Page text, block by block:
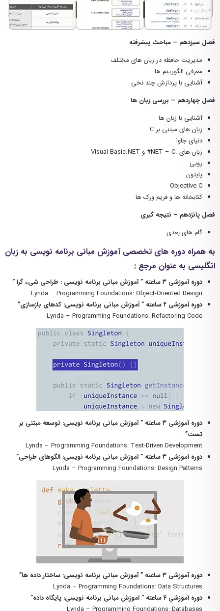
فصل سیزدهم – مباحث پیشرفته
مدیریت حافظه در زبان های مختلف
معرفی الگوریتم ها
آشنایی با پردازش چند نخی
فصل چهاردهم – بررسی زبان ها
آشنایی با زبان ها
زبان های مبتنی بر C
دنیای جاوا
زبان های .NET – C# و Visual Basic.NET
روبی
پایتون
Objective C
کتابخانه ها و فریم ورک ها
فصل پانزدهم – نتیجه گیری
گام های بعدی
به همراه دوره های تخصصی آموزش مبانی برنامه نویسی به زبان
انگلیسی به عنوان مرجع :
دوره آموزشی ۳ ساعته ” آموزش مبانی برنامه نویسی : طراحی شیء گرا ”
Lynda – Programming Foundations: Object-Oriented Design
دوره آموزشی ۲ ساعته ” آموزش مبانی برنامه نویسی: کدهای بازسازی”
Lynda – Programming Foundations: Refactoring Code
دوره آموزشی ۳ ساعته ” آموزش مبانی برنامه نویسی: توسعه مبتنی بر
تست”
Lynda – Programming Foundations: Test-Driven Development
دوره آموزشی ۳ ساعته ” آموزش مبانی برنامه نویسی: الگوهای طراحی”
Lynda – Programming Foundations: Design Patterns
دوره آموزشی ۳ ساعته ” آموزش مبانی برنامه نویسی: ساختار داده ها”
Lynda – Programming Foundations: Data Structures
دوره آموزشی۴ساعته ” آموزش مبانی برنامه نویسی: پایگاه داده”